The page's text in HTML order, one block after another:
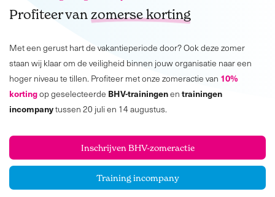
Profiteer van zomerse korting
Met een gerust hart de vakantieperiode door? Ook deze zomer
staan wij klaar om de veiligheid binnen jouw organisatie naar een
hoger niveau te tillen. Profiteer met onze zomeractie van 10%
kortingop geselecteerde BHV-trainingenen trainingen
incompanytussen 20 juli en 14 augustus.
Inschrijven BHV-zomeractie
Training incompany